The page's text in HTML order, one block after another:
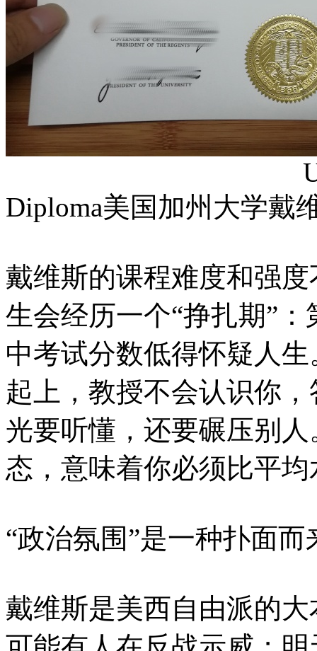
University of
Diploma美国加州大学戴
戴维斯的课程难度和强
生会经历一个“挣扎期”
中考试分数低得怀疑人
起上，教授不会认识你
光要听懂，还要碾压别
态，意味着你必须比平
“政治氛围”是一种扑面
戴维斯是美西自由派的